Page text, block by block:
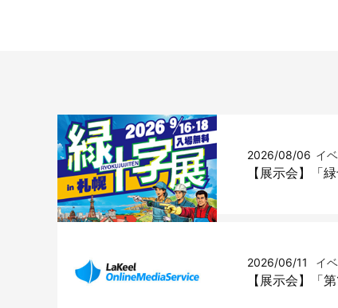
2026/08/06 イ
【展示会】「
2026/06/11 イ
【展示会】「